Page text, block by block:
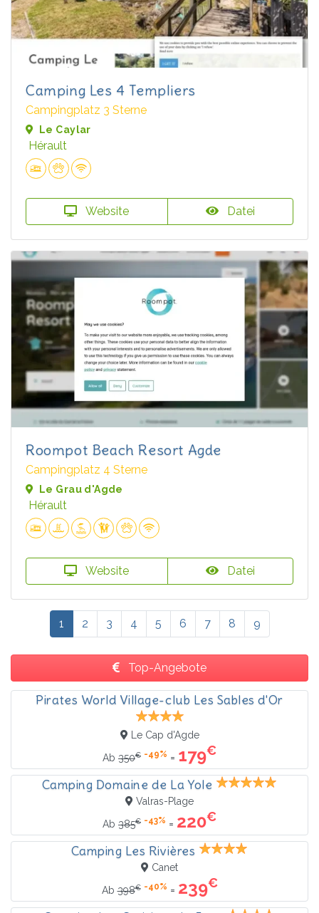
Camping Les 4 Templiers
Campingplatz 3 Sterne
Le Caylar
Hérault
Website Datei
Roompot Beach Resort Agde
Campingplatz 4 Sterne
Le Grau d'Agde
Hérault
Website Datei
1 2 3 4 5 6 7 8 9
Top-Angebote
Pirates World Village-club Les Sables d'Or
Le Cap d'Agde
Ab 350€ -49% = 179€
Camping Domaine de La Yole
Valras-Plage
Ab 385€ -43% = 220€
Camping Les Rivières
Canet
Ab398€ -40% = 239€